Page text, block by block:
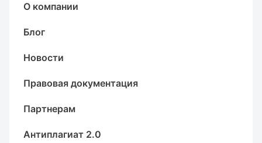
О компании
Блог
Новости
Правовая документация
Партнерам
Антиплагиат 2.0